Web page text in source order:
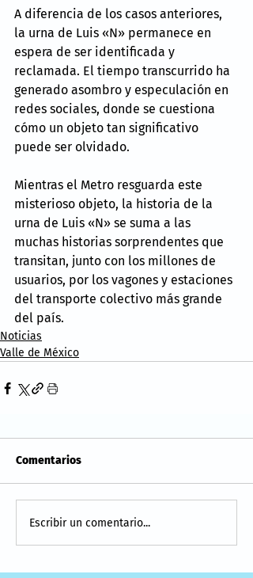
A diferencia de los casos anteriores,
la urna de Luis «N» permanece en
espera de ser identificada y
reclamada. El tiempo transcurrido ha
generado asombro y especulación en
redes sociales, donde se cuestiona
cómo un objeto tan significativo
puede ser olvidado.
Mientras el Metro resguarda este
misterioso objeto, la historia de la
urna de Luis «N» se suma a las
muchas historias sorprendentes que
transitan, junto con los millones de
usuarios, por los vagones y estaciones
del transporte colectivo más grande
del país.
Noticias
Valle de México
Comentarios
Escribir un comentario...